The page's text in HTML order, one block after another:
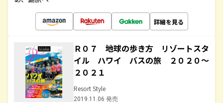
詳細を見る
Ｒ０７ 地球の歩き方 リゾートスタ
イル ハワイ バスの旅 ２０２０～
２０２１
Resort Style
2019.11.06 発売